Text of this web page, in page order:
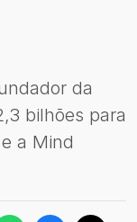
da
bilhões para
a Mind